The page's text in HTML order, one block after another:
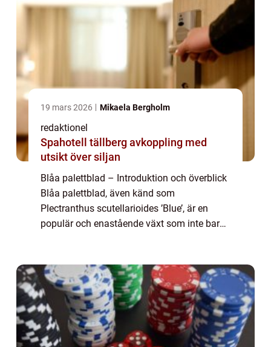
19 mars 2026 Mikaela Bergholm
redaktionel
Spahotell tällberg avkoppling med
utsikt över siljan
Blåa palettblad – Introduktion och överblick
Blåa palettblad, även känd som
Plectranthus scutellarioides ’Blue’, är en
populär och enastående växt som inte bara